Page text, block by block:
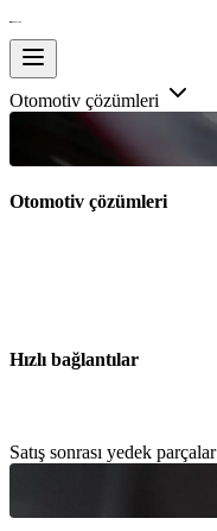
Otomotiv çözümleri
Otomotiv çözümleri
Hızlı bağlantılar
Satış sonrası yedek parçalar